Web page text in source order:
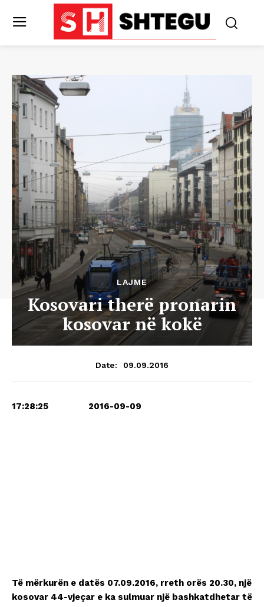
LAJME
Kosovari therë pronarin
kosovar në kokë
Date: 09.09.2016
17:28:25 2016-09-09
Të mërkurën e datës 07.09.2016, rreth orës 20.30, një
kosovar 44-vjeçar e ka sulmuar një bashkatdhetar të